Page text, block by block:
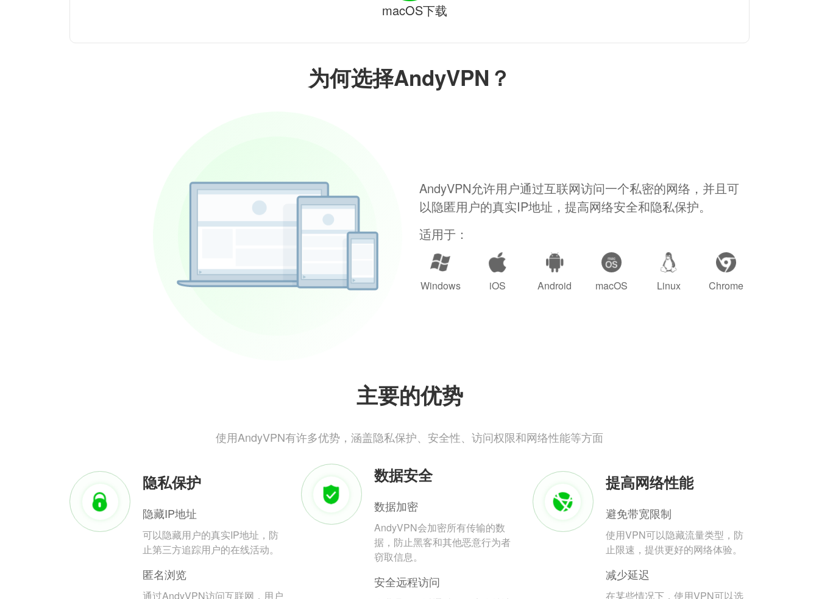
为何选择AndyVPN？
AndyVPN允许用户通过互联网访问一个私密的网络，并且可
以隐匿用户的真实IP地址，提高网络安全和隐私保护。
适用于：
Windows iOS Android macOS Linux Chrome
主要的优势
使用AndyVPN有许多优势，涵盖隐私保护、安全性、访问权限和网络性能等方面
隐私保护
隐藏IP地址
可以隐藏用户的真实IP地址，防
止第三方追踪用户的在线活动。
匿名浏览
通过AndyVPN访问互联网，用户
数据安全
数据加密
AndyVPN会加密所有传输的数
据，防止黑客和其他恶意行为者
窃取信息。
安全远程访问
提高网络性能
避免带宽限制
使用VPN可以隐藏流量类型，防
止限速，提供更好的网络体验。
减少延迟
在某些情况下，使用VPN可以选
macOS下载